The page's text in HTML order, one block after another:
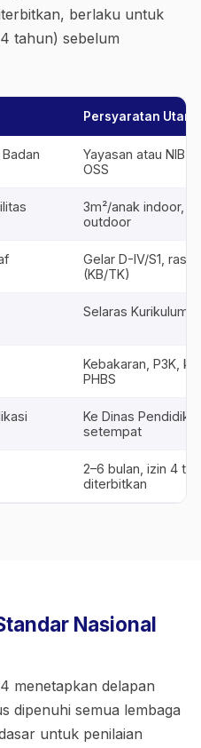
berlaku untuk
tahun) sebelum
Persyaratan
Yayasan atau NIB
OSS
3m²/anak indoor,
outdoor
Gelar D-IV/S1, rasio
(KB/TK)
Selaras Kurikulum
Kebakaran, P3K,
PHBS
Ke Dinas
setempat
2–6 bulan, izin 4
diterbitkan
Nasional
menetapkan delapan
dipenuhi semua lembaga
untuk penilaian